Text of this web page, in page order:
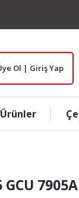
Ol | Giriş Yap